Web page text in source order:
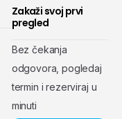
Zakaži svoj prvi
pregled
Bez čekanja
odgovora, pogledaj
termin i rezerviraj u
minuti